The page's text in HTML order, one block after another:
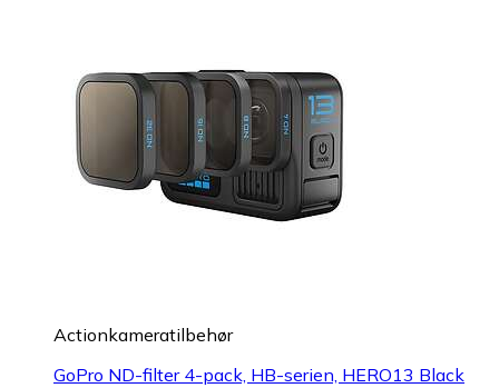
Actionkameratilbehør
GoPro ND-filter 4-pack, HB-serien, HERO13 Black